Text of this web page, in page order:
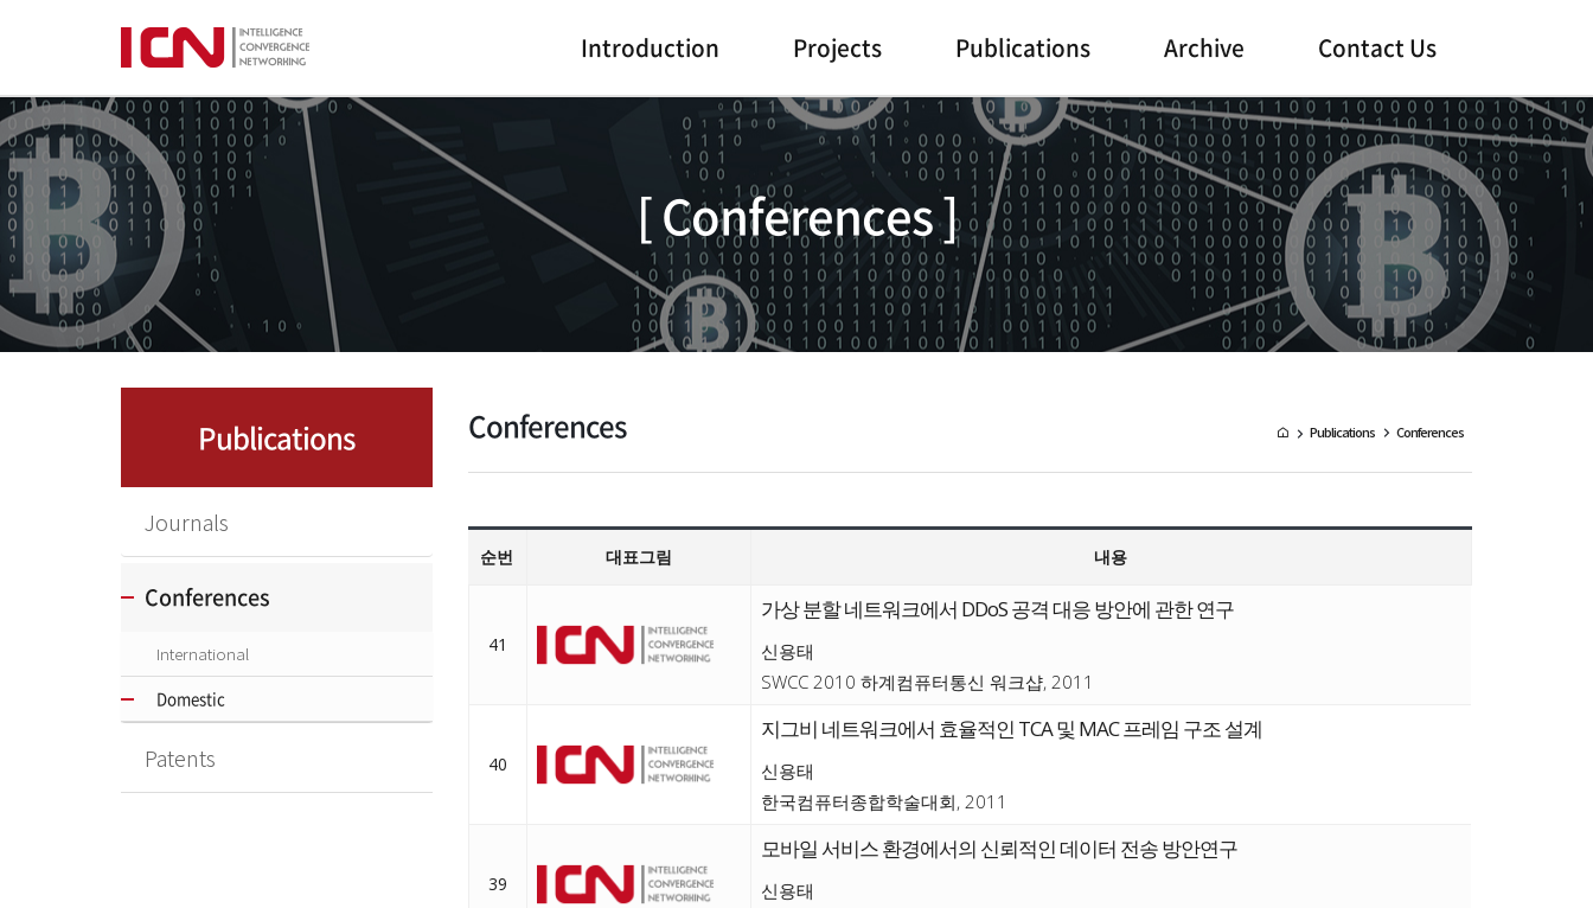
Introduction Projects Publications Archive Contact Us
[ Conferences ]
Publications
Journals
Conferences
International
Domestic
Patents
Conferences Publications Conferences
순번 대표그림 내용
41
가상 분할 네트워크에서 DDoS 공격 대응 방안에 관한 연구
신용태
SWCC 2010 하계컴퓨터통신 워크샵, 2011
40
지그비 네트워크에서 효율적인 TCA 및 MAC 프레임 구조 설계
신용태
한국컴퓨터종합학술대회, 2011
39
모바일 서비스 환경에서의 신뢰적인 데이터 전송 방안연구
신용태